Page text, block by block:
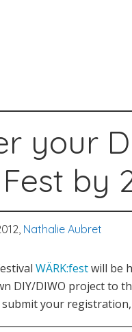
your
by
Nathalie Aubret
WÄRK:festwill be
DIY/DIWO project to
your